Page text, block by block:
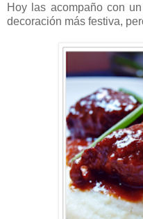
Hoy las acompaño con
decoración más festiva,